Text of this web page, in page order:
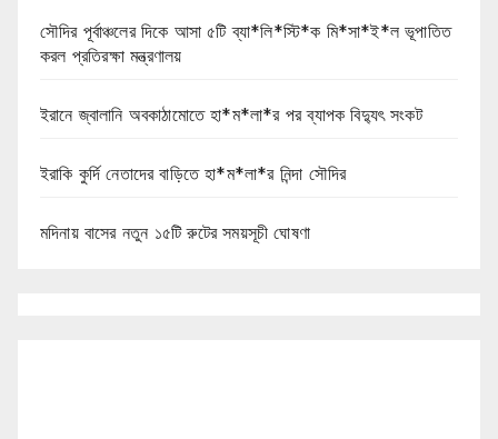
সৌদির পূর্বাঞ্চলের দিকে আসা ৫টি ব্যা*লি*স্টি*ক মি*সা*ই*ল ভূপাতিত
করল প্রতিরক্ষা মন্ত্রণালয়
ইরানে জ্বালানি অবকাঠামোতে হা*ম*লা*র পর ব্যাপক বিদ্যুৎ সংকট
ইরাকি কুর্দি নেতাদের বাড়িতে হা*ম*লা*র নিন্দা সৌদির
মদিনায় বাসের নতুন ১৫টি রুটের সময়সূচী ঘোষণা